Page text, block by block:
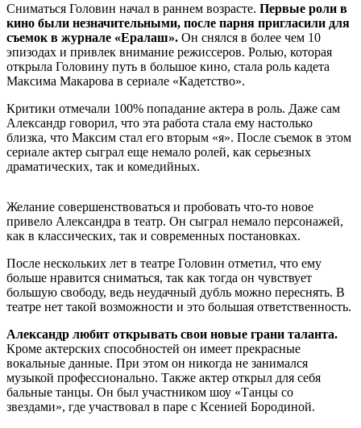
Сниматься Головин начал в раннем возрасте. Первые роли в
кино были незначительными, после парня пригласили для
съемок в журнале «Ералаш». Он снялся в более чем 10
эпизодах и привлек внимание режиссеров. Ролью, которая
открыла Головину путь в большое кино, стала роль кадета
Максима Макарова в сериале «Кадетство».
Критики отмечали 100% попадание актера в роль. Даже сам
Александр говорил, что эта работа стала ему настолько
близка, что Максим стал его вторым «я». После съемок в этом
сериале актер сыграл еще немало ролей, как серьезных
драматических, так и комедийных.
Желание совершенствоваться и пробовать что-то новое
привело Александра в театр. Он сыграл немало персонажей,
как в классических, так и современных постановках.
После нескольких лет в театре Головин отметил, что ему
больше нравится сниматься, так как тогда он чувствует
большую свободу, ведь неудачный дубль можно переснять. В
театре нет такой возможности и это большая ответственность.
Александр любит открывать свои новые грани таланта.
Кроме актерских способностей он имеет прекрасные
вокальные данные. При этом он никогда не занимался
музыкой профессионально. Также актер открыл для себя
бальные танцы. Он был участником шоу «Танцы со
звездами», где участвовал в паре с Ксенией Бородиной.